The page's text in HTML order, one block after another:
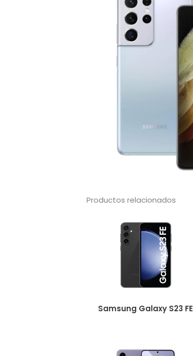
Productos relacionados
Samsung Galaxy S23 FE